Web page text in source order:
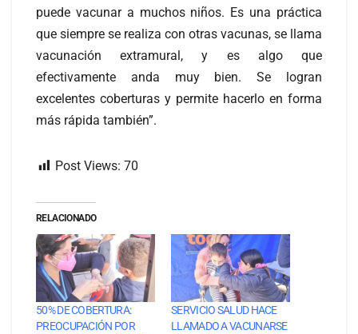
puede vacunar a muchos niños. Es una práctica
que siempre se realiza con otras vacunas, se llama
vacunación extramural, y es algo que
efectivamente anda muy bien. Se logran
excelentes coberturas y permite hacerlo en forma
más rápida también”.
Post Views: 70
RELACIONADO
50% DE COBERTURA:
PREOCUPACIÓN POR
SERVICIO SALUD HACE
LLAMADO A VACUNARSE